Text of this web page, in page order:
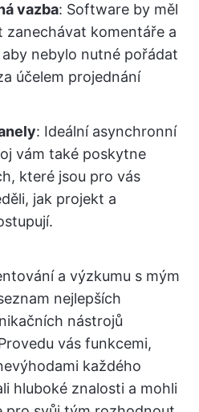
vazba: Software by měl
zanechávat komentáře a
nebylo nutné pořádat
účelem projednání
: Ideální asynchronní
vám také poskytne
které jsou pro vás
jak projekt a
a výzkumu s mým
nejlepších
nástrojů
vás funkcemi,
každého
hluboké znalosti a mohli